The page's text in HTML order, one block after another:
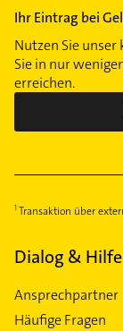
Ihr Eintrag bei
Nutzen Sie
Sie in nur
erreichen.
Transaktion über
Dialog & Hilfe
Ansprechpartner
Häufige Fragen